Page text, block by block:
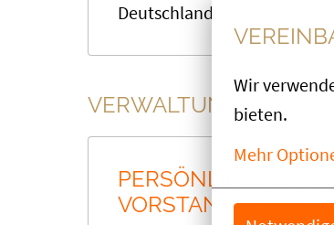
Wir
bieten.
Mehr
Deutschland
VERWALTUNG
PERSÖNLICHE
VORSTANDS (M/W/